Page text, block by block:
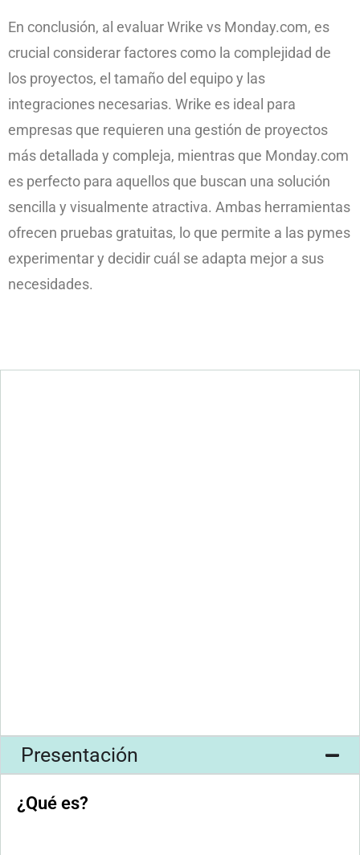
En conclusión, al evaluar Wrike vs Monday.com, es
crucial considerar factores como la complejidad de
los proyectos, el tamaño del equipo y las
integraciones necesarias. Wrike es ideal para
empresas que requieren una gestión de proyectos
más detallada y compleja, mientras que Monday.com
es perfecto para aquellos que buscan una solución
sencilla y visualmente atractiva. Ambas herramientas
ofrecen pruebas gratuitas, lo que permite a las pymes
experimentar y decidir cuál se adapta mejor a sus
necesidades.
Presentación
¿Qué es?